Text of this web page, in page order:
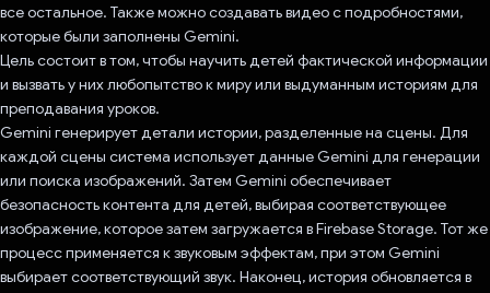
все остальное. Также можно создавать видео с подробностями,
которые были заполнены Gemini.
Цель состоит в том, чтобы научить детей фактической информации
и вызвать у них любопытство к миру или выдуманным историям для
преподавания уроков.
Gemini генерирует детали истории, разделенные на сцены. Для
каждой сцены система использует данные Gemini для генерации
или поиска изображений. Затем Gemini обеспечивает
безопасность контента для детей, выбирая соответствующее
изображение, которое затем загружается в Firebase Storage. Тот же
процесс применяется к звуковым эффектам, при этом Gemini
выбирает соответствующий звук. Наконец, история обновляется в